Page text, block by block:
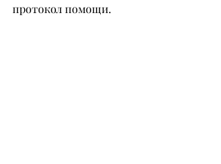
протокол помощи.